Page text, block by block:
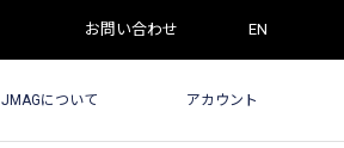
お問い合わせ EN
JMAGについて アカウント